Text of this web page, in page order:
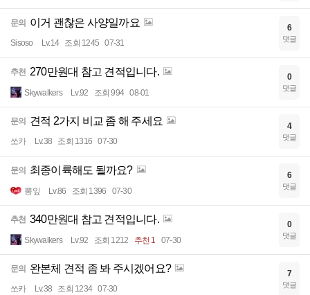
문의 이거 괜찮은 사양일까요
Sisoso Lv.14 조회 1245 07-31
6
댓글
추천 270만원대 참고 견적입니다.
Skywalkers Lv.92 조회 994 08-01
0
댓글
문의 견적 2가지 비교 좀 해 주세요
쏘카 Lv.38 조회 1316 07-30
4
댓글
문의 최종이륙해도 될까요?
뽕잎 Lv.86 조회 1396 07-30
6
댓글
추천 340만원대 참고 견적입니다.
Skywalkers Lv.92 조회 1212 추천 1 07-30
0
댓글
문의 완본체 견적 좀 봐 주시겠어요?
쏘카 Lv.38 조회 1234 07-30
7
댓글